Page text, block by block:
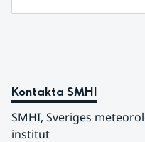
Kontakta SMHI
SMHI, Sveriges
institut